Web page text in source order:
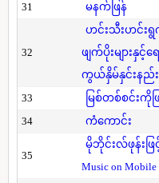
31
မနက်ဖြန်
32
ဟင်းသီးဟင်း
ဖျက်ပိုးများနှင့်
ကွယ်နှိမ်နှင်းနည်း
33
မြစ်တစ်စင်းကိုဖ
34
ကံကောင်း
35
မိုဘိုင်းလ်ဖုန်းဖ
Music on Mobile